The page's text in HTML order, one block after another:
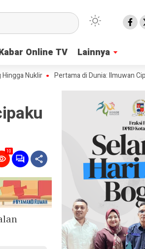
Online TV Lainnya
Online TV Lainnya
Nuklir Pertama di Dunia: Ilmuwan Ciptakan
10